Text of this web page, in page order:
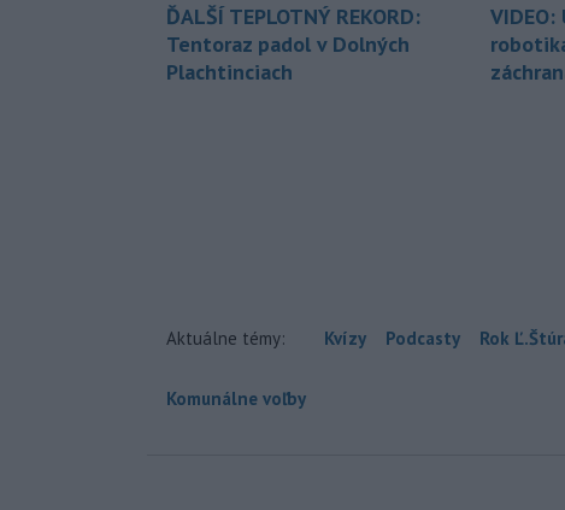
ĎALŠÍ TEPLOTNÝ REKORD:
Tentoraz padol v Dolných
Plachtinciach
Aktuálne témy: Kvízy Podcasty Rok
Komunálne voľby